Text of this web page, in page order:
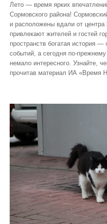
Лето — время ярких
Сормовского района!
и расположены вдали от
привлекают жителей и гостей
пространств богатая история
событий, а сегодня
немало интересного. Узнайте,
прочитав материал ИА «Время